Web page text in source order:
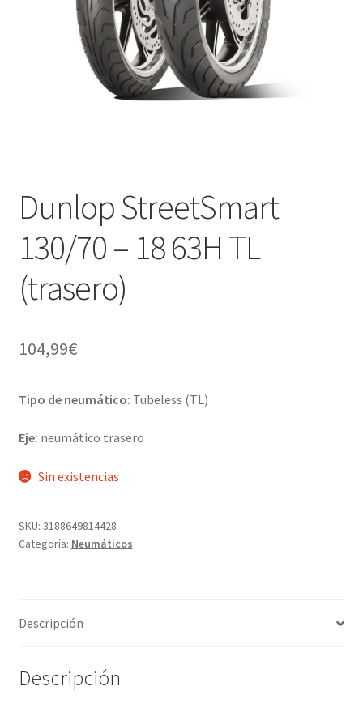
Dunlop StreetSmart
130/70 – 18 63H TL
(trasero)
104,99€
Tipo de neumático: Tubeless (TL)
Eje: neumático trasero
Sin existencias
SKU: 3188649814428
Categoría: Neumáticos
Descripción
Descripción